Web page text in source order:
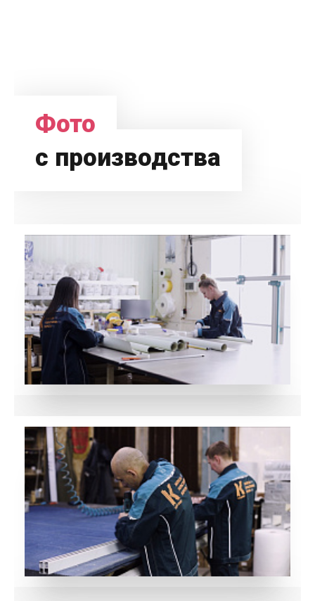
Фото
с производства